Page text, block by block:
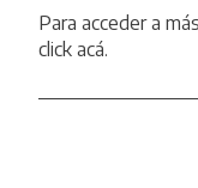
Para acceder a
click acá.